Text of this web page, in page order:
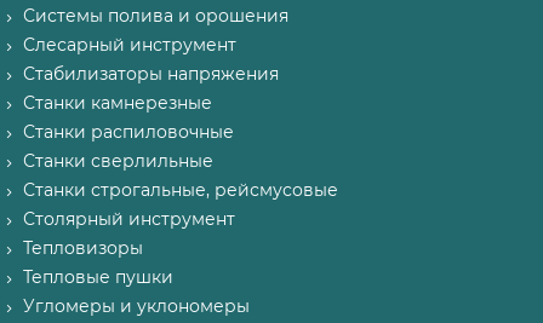
Системы полива и орошения
Слесарный инструмент
Стабилизаторы напряжения
Станки камнерезные
Станки распиловочные
Станки сверлильные
Станки строгальные, рейсмусовые
Столярный инструмент
Тепловизоры
Тепловые пушки
Угломеры и уклономеры